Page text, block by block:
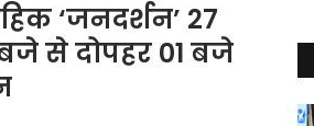
‘जनदर्शन’ 27
से दोपहर 01 बजे